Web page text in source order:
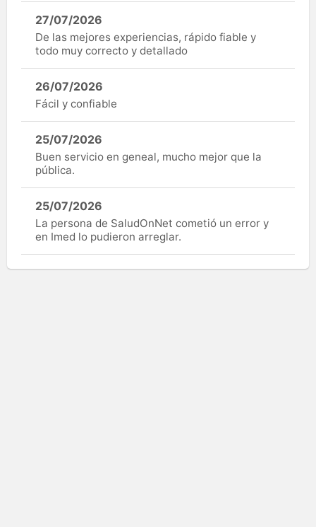
27/07/2026
De las mejores experiencias, rápido fiable y
todo muy correcto y detallado
26/07/2026
Fácil y confiable
25/07/2026
Buen servicio en geneal, mucho mejor que la
pública.
25/07/2026
La persona de SaludOnNet cometió un error y
en Imed lo pudieron arreglar.